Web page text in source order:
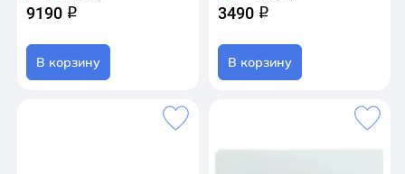
9190 q
В корзину
3490 q
В корзину